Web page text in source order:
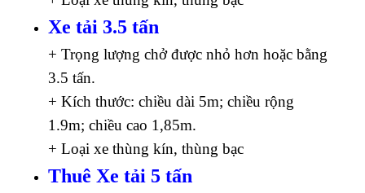
Xe tải 3.5 tấn
+ Trọng lượng chở được nhỏ hơn hoặc bằng
3.5 tấn.
+ Kích thước: chiều dài 5m; chiều rộng
1.9m; chiều cao 1,85m.
+ Loại xe thùng kín, thùng bạc
Thuê Xe tải 5 tấn